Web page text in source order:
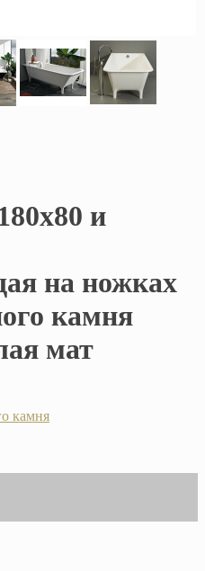
и
на ножках
камня
мат
камня